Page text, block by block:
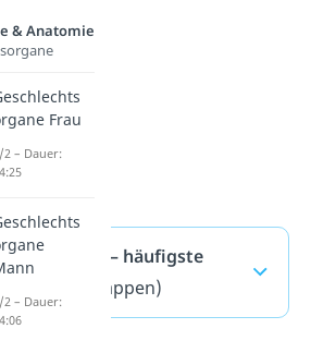
— häufigste
(ausklappen)
& Anatomie
Frau
2 – Dauer:
2 – Dauer: